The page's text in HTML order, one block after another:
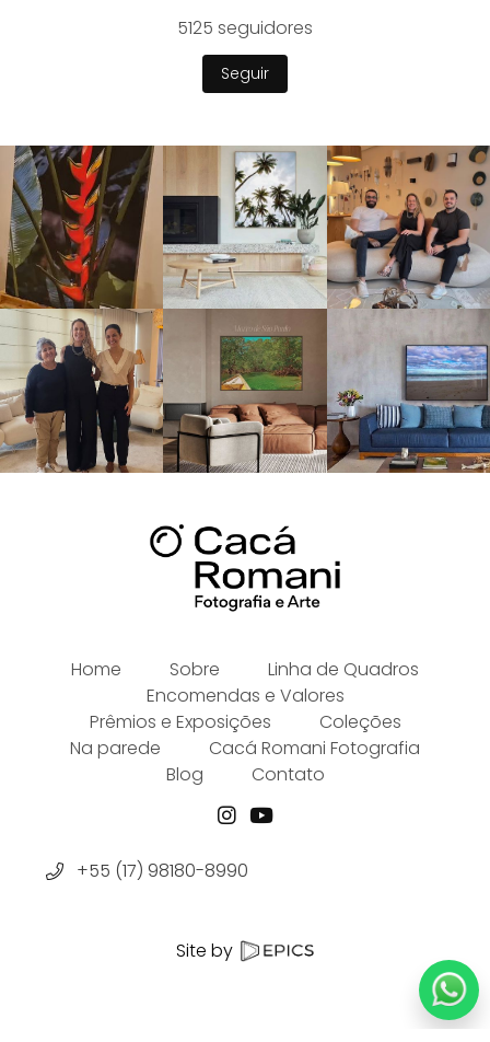
5125 seguidores
Seguir
Home Sobre
Linha de Quadros
Encomendas e Valores
Prêmios e Exposições
Coleções
Na parede
Cacá Romani Fotografia
Blog
Contato
+55 (17) 98180-8990
Site by